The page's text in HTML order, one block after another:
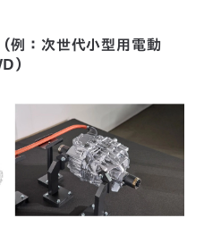
例：次世代小型用電動
）